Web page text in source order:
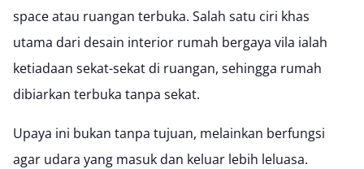
space atau ruangan terbuka. Salah satu ciri khas
utama dari desain interior rumah bergaya vila ialah
ketiadaan sekat-sekat di ruangan, sehingga rumah
dibiarkan terbuka tanpa sekat.
Upaya ini bukan tanpa tujuan, melainkan berfungsi
agar udara yang masuk dan keluar lebih leluasa.